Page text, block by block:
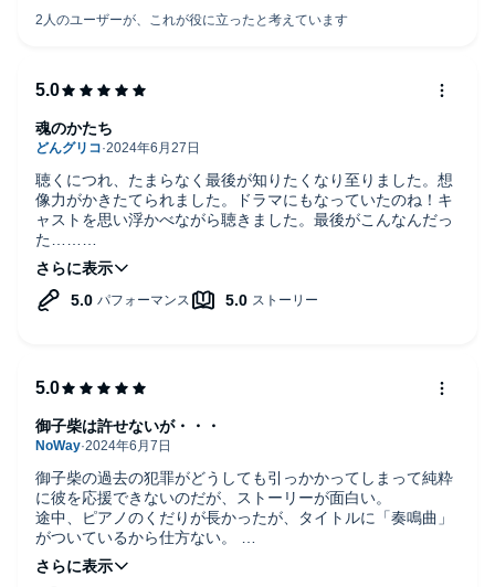
のあいだの間が長すぎるのが個人的には気になりました。話
れると気にならなくなりました。続きも楽しみです。
聴くにつれ、たまらなく最後が知りたくなり至りました。想
像力がかきたてられました。ドラマにもなっていたのね！キ
ャストを思い浮かべながら聴きました。最後がこんなんだっ
た……
面白かったです。ナレーションもよかった。
魂のかたち
御子柴の過去の犯罪がどうしても引っかかってしまって純粋
に彼を応援できないのだが、ストーリーが面白い。
途中、ピアノのくだりが長かったが、タイトルに「奏鳴曲」
がついているから仕方ない。
まさかの展開、まさかのトリック。続編にも期待してしま
う。
御子柴は許せないが・・・